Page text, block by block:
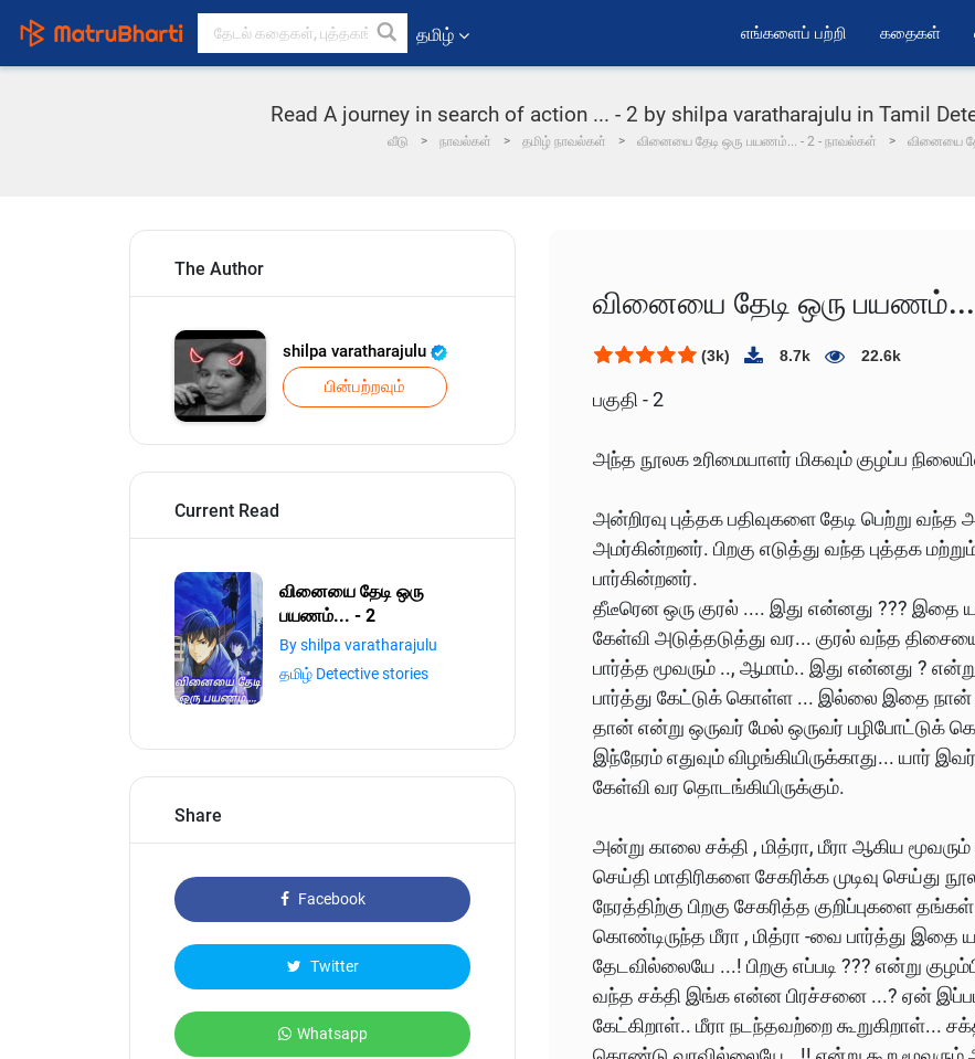
தமிழ் எங்களைப் பற்றி கதைகள்
Read A journey in search of action ... - 2 by shilpa varatharajulu in Tamil
வீடு நாவல்கள் தமிழ் நாவல்கள் வினையை தேடி ஒரு பயணம்... - 2 - நாவல்கள் வினையை
The Author
shilpa varatharajulu
பின்பற்றவும்
Current Read
வினையை தேடி ஒரு
பயணம்... - 2
By shilpa varatharajulu
தமிழ் Detective stories
Share
Facebook
Twitter
Whatsapp
வினையை தேடி ஒரு
(3k) 8.7k 22.6k
பகுதி - 2
அந்த நூலக உரிமையாளர் மிகவும் குழப்ப
அன்றிரவு புத்தக பதிவுகளை தேடி பெற்று
அமர்கின்றனர். பிறகு எடுத்து வந்த புத்தக
பார்கின்றனர்.
தீடீரென ஒரு குரல் .... இது என்னது ??? இதை
கேள்வி அடுத்தடுத்து வர... குரல் வந்த
பார்த்த மூவரும் .., ஆமாம்.. இது என்னது ?
பார்த்து கேட்டுக் கொள்ள ... இல்லை இதை
தான் என்று ஒருவர் மேல் ஒருவர் பழிபோட்டுக்
இந்நேரம் எதுவும் விழங்கியிருக்காது... யார்
கேள்வி வர தொடங்கியிருக்கும்.
அன்று காலை சக்தி , மித்ரா, மீரா ஆகிய
செய்தி மாதிரிகளை சேகரிக்க முடிவு செய்து
நேரத்திற்கு பிறகு சேகரித்த குறிப்புகளை
கொண்டிருந்த மீரா , மித்ரா -வை பார்த்து இதை
தேடவில்லையே‌‌‌ ...! பிறகு எப்படி ??? என்று
வந்த சக்தி இங்க என்ன பிரச்சனை ...? ஏன்
கேட்கிறாள்.. மீரா நடந்தவற்றை கூறுகிறாள்...